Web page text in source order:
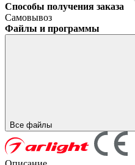
Способы получения заказа
Самовывоз
Файлы и программы
Все файлы